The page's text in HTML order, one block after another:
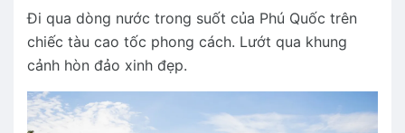
Đi qua dòng nước trong suốt của Phú Quốc trên
chiếc tàu cao tốc phong cách. Lướt qua khung
cảnh hòn đảo xinh đẹp.